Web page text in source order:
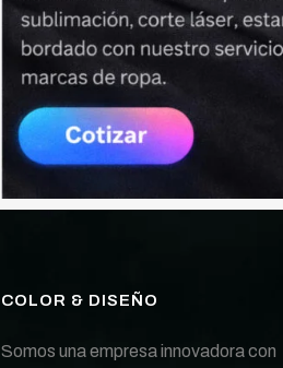
COLOR & DISEÑO
Somos una empresa innovadora con